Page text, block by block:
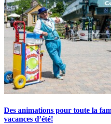
Des animations pour toute la
vacances d’été!